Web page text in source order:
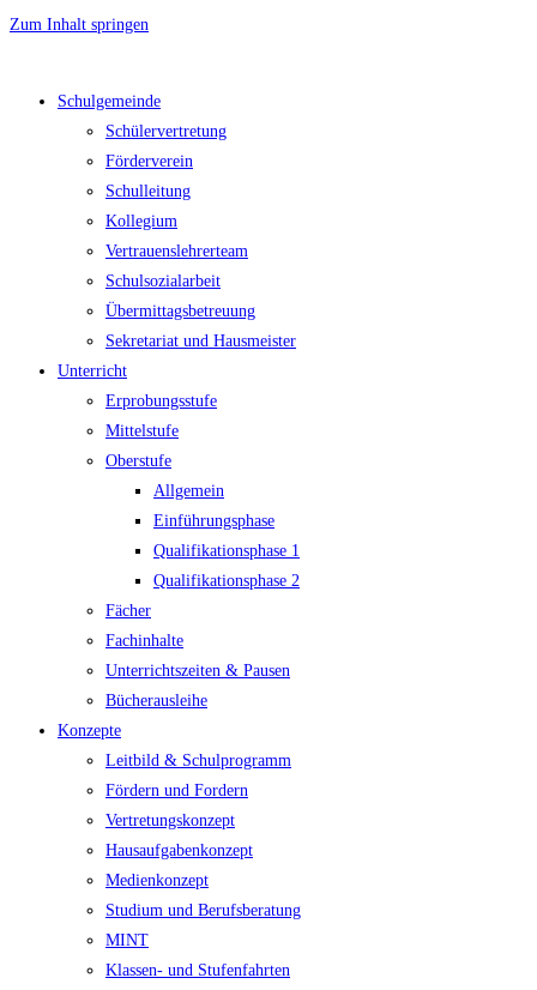
Zum Inhalt springen
Schulgemeinde
Schülervertretung
Förderverein
Schulleitung
Kollegium
Vertrauenslehrerteam
Schulsozialarbeit
Übermittagsbetreuung
Sekretariat und Hausmeister
Unterricht
Erprobungsstufe
Mittelstufe
Oberstufe
Allgemein
Einführungsphase
Qualifikationsphase 1
Qualifikationsphase 2
Fächer
Fachinhalte
Unterrichtszeiten & Pausen
Bücherausleihe
Konzepte
Leitbild & Schulprogramm
Fördern und Fordern
Vertretungskonzept
Hausaufgabenkonzept
Medienkonzept
Studium und Berufsberatung
MINT
Klassen- und Stufenfahrten